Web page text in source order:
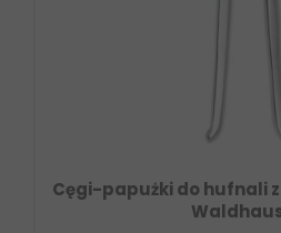
Cęgi-papużki do hufnali